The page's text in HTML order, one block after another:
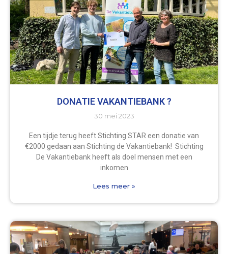
DONATIE VAKANTIEBANK ?
30 mei 2023
Een tijdje terug heeft Stichting STAR een donatie van
€2000 gedaan aan Stichting de Vakantiebank! Stichting
De Vakantiebank heeft als doel mensen met een
inkomen
Lees meer »